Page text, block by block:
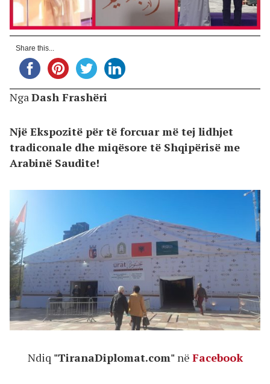
Share this...
Nga Dash Frashëri
Një Ekspozitë për të forcuar më tej lidhjet
tradiconale dhe miqësore të Shqipërisë me
Arabinë Saudite!
Ndiq "TiranaDiplomat.com" në Facebook